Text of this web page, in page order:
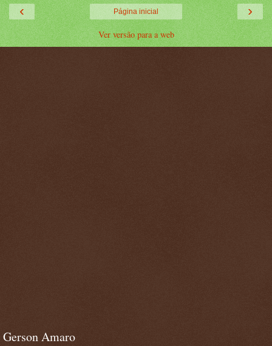
‹ ›
Página inicial
Ver versão para a web
Gerson Amaro